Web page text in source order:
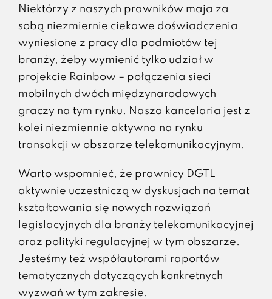
Niektórzy z naszych prawników maja za
sobą niezmiernie ciekawe doświadczenia
wyniesione z pracy dla podmiotów tej
branży, żeby wymienić tylko udział w
projekcie Rainbow – połączenia sieci
mobilnych dwóch międzynarodowych
graczy na tym rynku. Nasza kancelaria jest z
kolei niezmiennie aktywna na rynku
transakcji w obszarze telekomunikacyjnym.
Warto wspomnieć, że prawnicy DGTL
aktywnie uczestniczą w dyskusjach na temat
kształtowania się nowych rozwiązań
legislacyjnych dla branży telekomunikacyjnej
oraz polityki regulacyjnej w tym obszarze.
Jesteśmy też współautorami raportów
tematycznych dotyczących konkretnych
wyzwań w tym zakresie.